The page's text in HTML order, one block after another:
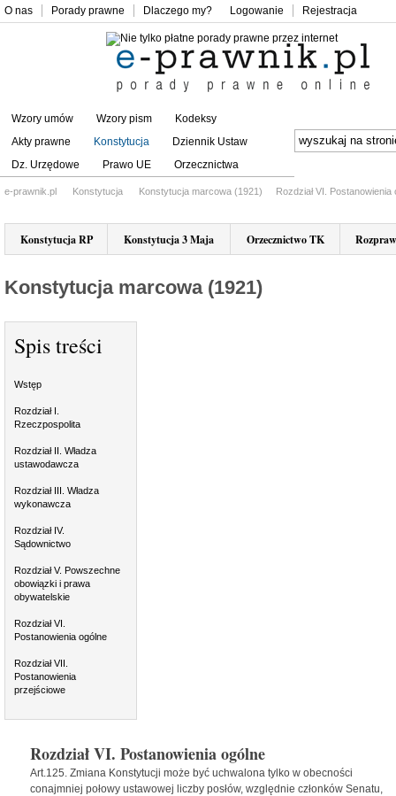
O nas Porady prawne Dlaczego my? Logowanie Rejestracja
Wzory umów Wzory pism
Kodeksy
Akty prawne
Konstytucja
Dziennik Ustaw
Dz. Urzędowe
Prawo UE Orzecznictwa
e-prawnik.pl Konstytucja Konstytucja marcowa (1921) Rozdział VI. Postanowienia
Konstytucja RP Konstytucja 3 Maja Orzecznictwo TK
Konstytucja marcowa (1921)
Spis treści
Wstęp
Rozdział I.
Rzeczpospolita
Rozdział II. Władza
ustawodawcza
Rozdział III. Władza
wykonawcza
Rozdział IV.
Sądownictwo
Rozdział V. Powszechne
obowiązki i prawa
obywatelskie
Rozdział VI.
Postanowienia ogólne
Rozdział VII.
Postanowienia
przejściowe
Rozdział VI. Postanowienia ogólne
Art.125. Zmiana Konstytucji może być uchwalona tylko w obecności
conajmniej połowy ustawowej liczby posłów, względnie członków Senatu,